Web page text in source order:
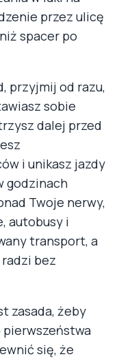
przez ulicę
spacer po
przyjmij od razu,
sobie
dalej przed
i unikasz jazdy
godzinach
Twoje nerwy,
autobusy i
transport, a
bez
zasada, żeby
pierwszeństwa
się, że